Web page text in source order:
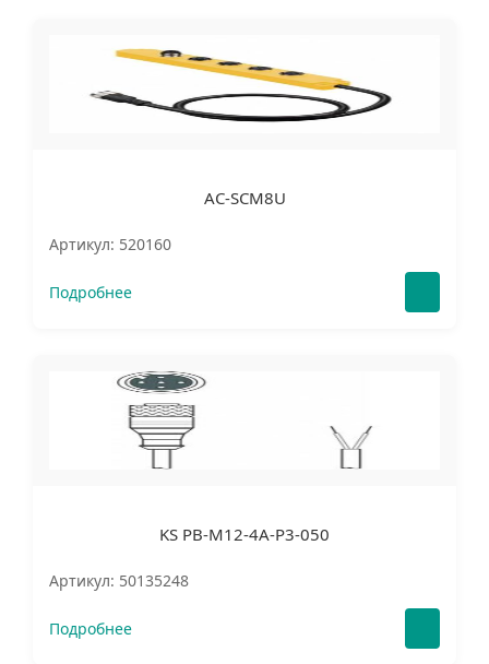
AC-SCM8U
Артикул: 520160
Подробнее
KS PB-M12-4A-P3-050
Артикул: 50135248
Подробнее